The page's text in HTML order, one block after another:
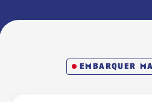
embarquer